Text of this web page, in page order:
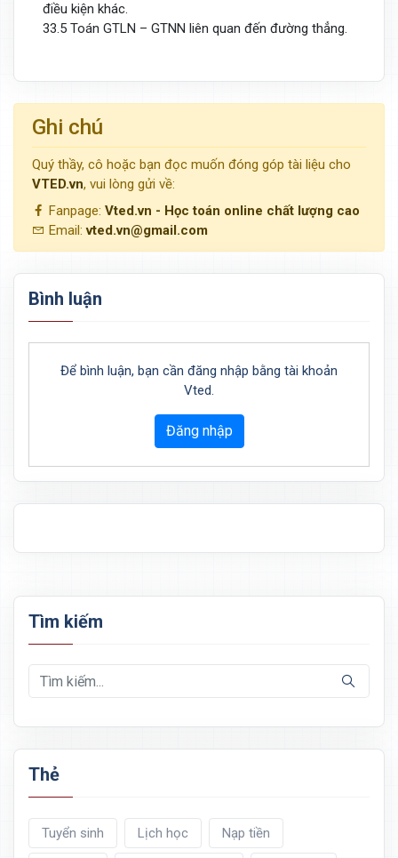
điều kiện khác.
33.5 Toán GTLN – GTNN liên quan đến đường thẳng.
Ghi chú
Quý thầy, cô hoặc bạn đọc muốn đóng góp tài liệu cho
VTED.vn, vui lòng gửi về:
Fanpage: Vted.vn - Học toán online chất lượng cao
Email:vted.vn@gmail.com
Bình luận
Để bình luận, bạn cần đăng nhập bằng tài khoản
Vted.
Đăng nhập
Tìm kiếm
Thẻ
Tuyển sinh Lịch học Nạp tiền